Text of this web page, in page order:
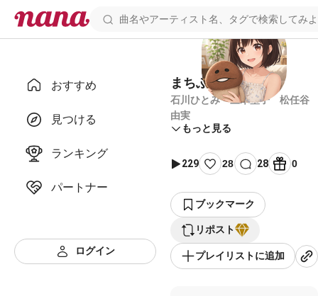
おすすめ
見つける
ランキング
パートナー
ログイン
まちぶせ
石川ひとみ 三木聖子 松任谷
由実
もっと見る
229 28 28 0
ブックマーク
リポスト
プレイリストに追加